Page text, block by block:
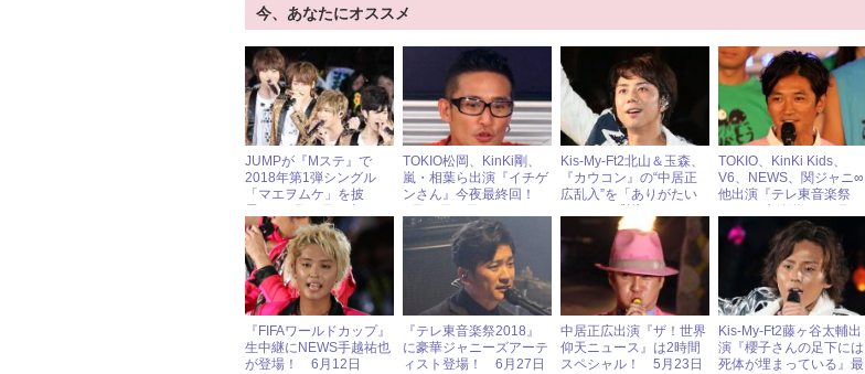
今、あなたにオススメ
JUMPが『Mステ』で
2018年第1弾シングル
「マエヲムケ」を披
ャニーズアイドル出演情
報
TOKIO松岡、KinKi剛、
嵐・相葉ら出演『イチゲ
ンさん』今夜最終回！
ズアイドル出演情報
Kis-My-Ft2北山＆玉森、
『カウコン』の“中居正
広乱入”を「ありがたい
TOKIO、KinKi Kids、
V6、NEWS、関ジャニ∞
他出演『テレ東音楽祭
日（水）ジャニーズアイ
ドル出演情報
『FIFAワールドカップ』
生中継にNEWS手越祐也
が登場！ 6月12日
『テレ東音楽祭2018』
に豪華ジャニーズアーテ
ィスト登場！ 6月27日
中居正広出演『ザ！世界
仰天ニュース』は2時間
スペシャル！ 5月23日
Kis-My-Ft2藤ヶ谷太輔出
演『櫻子さんの足下には
死体が埋まっている』最